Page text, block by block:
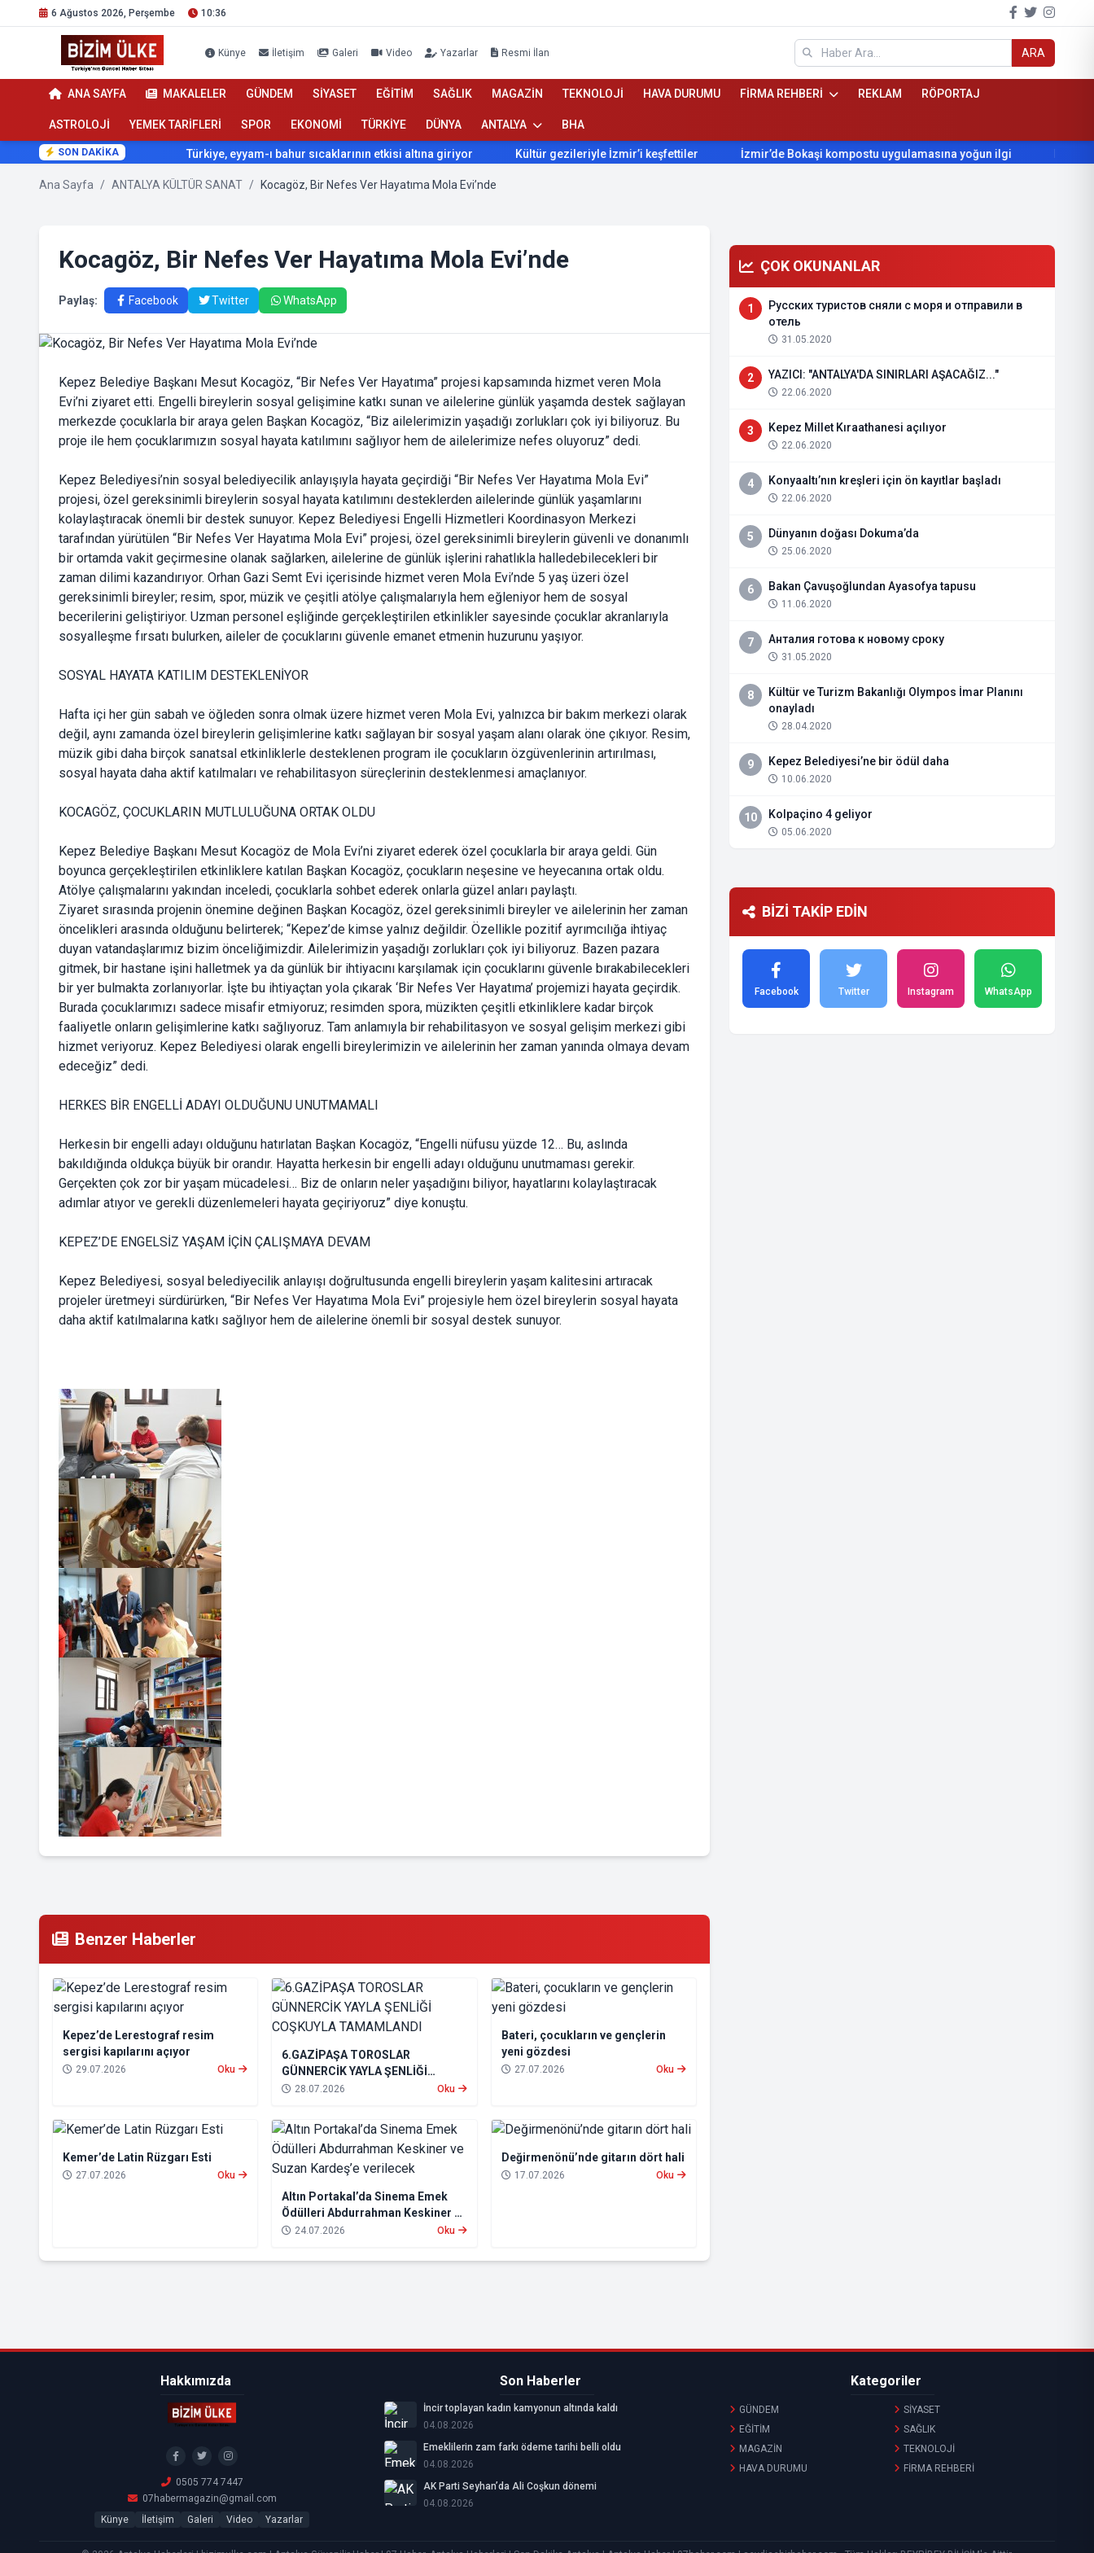
6 Ağustos 2026, Perşembe 10:36
Künye İletişim Galeri Video Yazarlar Resmi İlan ARA
ANA SAYFA MAKALELER GÜNDEM SİYASET EĞİTİM SAĞLIK MAGAZİN TEKNOLOJİ HAVA DURUMU FİRMA REHBERİ REKLAM RÖPORTAJ
ASTROLOJİ YEMEK TARİFLERİ SPOR EKONOMİ TÜRKİYE DÜNYA ANTALYA BHA
SON DAKİKA Türkiye, eyyam-ı bahur sıcaklarının etkisi altına giriyor Kültür gezileriyle İzmir’i keşfettiler İzmir’de Bokaşi kompostu uygulamasına yoğun ilgi
Ana Sayfa / ANTALYA KÜLTÜR SANAT / Kocagöz, Bir Nefes Ver Hayatıma Mola Evi’nde
Kocagöz, Bir Nefes Ver Hayatıma Mola Evi’nde
Paylaş: Facebook Twitter WhatsApp
Kepez Belediye Başkanı Mesut Kocagöz, “Bir Nefes Ver Hayatıma” projesi kapsamında hizmet veren Mola
Evi’ni ziyaret etti. Engelli bireylerin sosyal gelişimine katkı sunan ve ailelerine günlük yaşamda destek sağlayan
merkezde çocuklarla bir araya gelen Başkan Kocagöz, “Biz ailelerimizin yaşadığı zorlukları çok iyi biliyoruz. Bu
proje ile hem çocuklarımızın sosyal hayata katılımını sağlıyor hem de ailelerimize nefes oluyoruz” dedi.
Kepez Belediyesi’nin sosyal belediyecilik anlayışıyla hayata geçirdiği “Bir Nefes Ver Hayatıma Mola Evi”
projesi, özel gereksinimli bireylerin sosyal hayata katılımını desteklerden ailelerinde günlük yaşamlarını
kolaylaştıracak önemli bir destek sunuyor. Kepez Belediyesi Engelli Hizmetleri Koordinasyon Merkezi
tarafından yürütülen “Bir Nefes Ver Hayatıma Mola Evi” projesi, özel gereksinimli bireylerin güvenli ve donanımlı
bir ortamda vakit geçirmesine olanak sağlarken, ailelerine de günlük işlerini rahatlıkla halledebilecekleri bir
zaman dilimi kazandırıyor. Orhan Gazi Semt Evi içerisinde hizmet veren Mola Evi’nde 5 yaş üzeri özel
gereksinimli bireyler; resim, spor, müzik ve çeşitli atölye çalışmalarıyla hem eğleniyor hem de sosyal
becerilerini geliştiriyor. Uzman personel eşliğinde gerçekleştirilen etkinlikler sayesinde çocuklar akranlarıyla
sosyalleşme fırsatı bulurken, aileler de çocuklarını güvenle emanet etmenin huzurunu yaşıyor.
SOSYAL HAYATA KATILIM DESTEKLENİYOR
Hafta içi her gün sabah ve öğleden sonra olmak üzere hizmet veren Mola Evi, yalnızca bir bakım merkezi olarak
değil, aynı zamanda özel bireylerin gelişimlerine katkı sağlayan bir sosyal yaşam alanı olarak öne çıkıyor. Resim,
müzik gibi daha birçok sanatsal etkinliklerle desteklenen program ile çocukların özgüvenlerinin artırılması,
sosyal hayata daha aktif katılmaları ve rehabilitasyon süreçlerinin desteklenmesi amaçlanıyor.
KOCAGÖZ, ÇOCUKLARIN MUTLULUĞUNA ORTAK OLDU
Kepez Belediye Başkanı Mesut Kocagöz de Mola Evi’ni ziyaret ederek özel çocuklarla bir araya geldi. Gün
boyunca gerçekleştirilen etkinliklere katılan Başkan Kocagöz, çocukların neşesine ve heyecanına ortak oldu.
Atölye çalışmalarını yakından inceledi, çocuklarla sohbet ederek onlarla güzel anları paylaştı.
Ziyaret sırasında projenin önemine değinen Başkan Kocagöz, özel gereksinimli bireyler ve ailelerinin her zaman
öncelikleri arasında olduğunu belirterek; “Kepez’de kimse yalnız değildir. Özellikle pozitif ayrımcılığa ihtiyaç
duyan vatandaşlarımız bizim önceliğimizdir. Ailelerimizin yaşadığı zorlukları çok iyi biliyoruz. Bazen pazara
gitmek, bir hastane işini halletmek ya da günlük bir ihtiyacını karşılamak için çocuklarını güvenle bırakabilecekleri
bir yer bulmakta zorlanıyorlar. İşte bu ihtiyaçtan yola çıkarak ‘Bir Nefes Ver Hayatıma’ projemizi hayata geçirdik.
Burada çocuklarımızı sadece misafir etmiyoruz; resimden spora, müzikten çeşitli etkinliklere kadar birçok
faaliyetle onların gelişimlerine katkı sağlıyoruz. Tam anlamıyla bir rehabilitasyon ve sosyal gelişim merkezi gibi
hizmet veriyoruz. Kepez Belediyesi olarak engelli bireylerimizin ve ailelerinin her zaman yanında olmaya devam
edeceğiz” dedi.
HERKES BİR ENGELLİ ADAYI OLDUĞUNU UNUTMAMALI
Herkesin bir engelli adayı olduğunu hatırlatan Başkan Kocagöz, “Engelli nüfusu yüzde 12… Bu, aslında
bakıldığında oldukça büyük bir orandır. Hayatta herkesin bir engelli adayı olduğunu unutmaması gerekir.
Gerçekten çok zor bir yaşam mücadelesi… Biz de onların neler yaşadığını biliyor, hayatlarını kolaylaştıracak
adımlar atıyor ve gerekli düzenlemeleri hayata geçiriyoruz” diye konuştu.
KEPEZ’DE ENGELSİZ YAŞAM İÇİN ÇALIŞMAYA DEVAM
Kepez Belediyesi, sosyal belediyecilik anlayışı doğrultusunda engelli bireylerin yaşam kalitesini artıracak
projeler üretmeyi sürdürürken, “Bir Nefes Ver Hayatıma Mola Evi” projesiyle hem özel bireylerin sosyal hayata
daha aktif katılmalarına katkı sağlıyor hem de ailelerine önemli bir sosyal destek sunuyor.
Benzer Haberler
Kepez’de Lerestograf resim
sergisi kapılarını açıyor
29.07.2026 Oku
6.GAZİPAŞA TOROSLAR
GÜNNERCİK YAYLA ŞENLİĞİ
COŞKUYLA TAMAMLANDI
28.07.2026 Oku
Bateri, çocukların ve gençlerin
yeni gözdesi
27.07.2026 Oku
Kemer’de Latin Rüzgarı Esti
27.07.2026 Oku
Altın Portakal’da Sinema Emek
Ödülleri Abdurrahman Keskiner ve
Suzan Kardeş’e verilecek
24.07.2026 Oku
Değirmenönü’nde gitarın dört hali
17.07.2026 Oku
ÇOK OKUNANLAR
1
Русских туристов сняли с моря и отправили в
отель
31.05.2020
2 YAZICI: "ANTALYA'DA SINIRLARI AŞACAĞIZ..."
22.06.2020
3 Kepez Millet Kıraathanesi açılıyor
22.06.2020
4 Konyaaltı’nın kreşleri için ön kayıtlar başladı
22.06.2020
5 Dünyanın doğası Dokuma’da
25.06.2020
6 Bakan Çavuşoğlundan Ayasofya tapusu
11.06.2020
7 Анталия готова к новому сроку
31.05.2020
8
Kültür ve Turizm Bakanlığı Olympos İmar Planını
onayladı
28.04.2020
9 Kepez Belediyesi’ne bir ödül daha
10.06.2020
10 Kolpaçino 4 geliyor
05.06.2020
BİZİ TAKİP EDİN
Facebook Twitter Instagram WhatsApp
Hakkımızda
0505 774 7447
07habermagazin@gmail.com
Künye
İletişim Galeri Video Yazarlar
Son Haberler
İncir toplayan kadın kamyonun altında kaldı
04.08.2026
Emeklilerin zam farkı ödeme tarihi belli oldu
04.08.2026
AK Parti Seyhan’da Ali Coşkun dönemi
04.08.2026
Kategoriler
GÜNDEM
SİYASET
EĞİTİM
SAĞLIK
MAGAZİN
TEKNOLOJİ
HAVA DURUMU
FİRMA REHBERİ